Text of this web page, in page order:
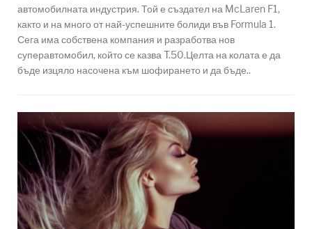
автомобилната индустрия. Той е създател на McLaren F1,
както и на много от най-успешните болиди във Formula 1.
Сега има собствена компания и разработва нов
суперавтомобил, който се казва T.50.Целта на колата е да
бъде изцяло насочена към шофирането и да бъде..